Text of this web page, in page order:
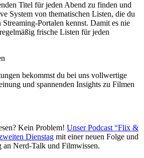
Titel für jeden Abend zu finden und
System von thematischen Listen, die du
Streaming-Portalen kennst. Damit es nie
frische Listen für jeden
bekommst du bei uns vollwertige
und spannenden Insights zu Filmen
Kein Problem! Unser Podcast “Flix &
Dienstag mit einer neuen Folge und
Nerd-Talk und Filmwissen.